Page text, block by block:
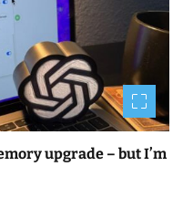
upgrade – but I’m